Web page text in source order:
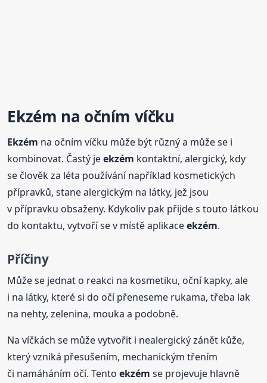
Ekzém na očním víčku
Ekzém na očním víčku může být různý a může se i
kombinovat. Častý jeekzém kontaktní, alergický, kdy
se člověk za léta používání například kosmetických
přípravků, stane alergickým na látky, jež jsou
v přípravku obsaženy. Kdykoliv pak přijde s touto látkou
do kontaktu, vytvoří se v místě aplikaceekzém.
Příčiny
Může se jednat o reakci na kosmetiku, oční kapky, ale
i na látky, které si do očí přeneseme rukama, třeba lak
na nehty, zelenina, mouka a podobně.
Na víčkách se může vytvořit i nealergický zánět kůže,
který vzniká přesušením, mechanickým třením
či namáháním očí. Tentoekzém se projevuje hlavně